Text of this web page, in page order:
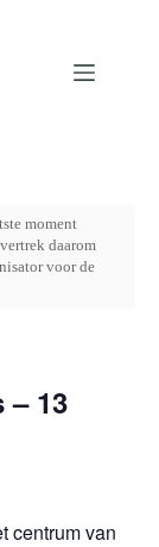
moment
daarom
voor de
– 13
centrum van